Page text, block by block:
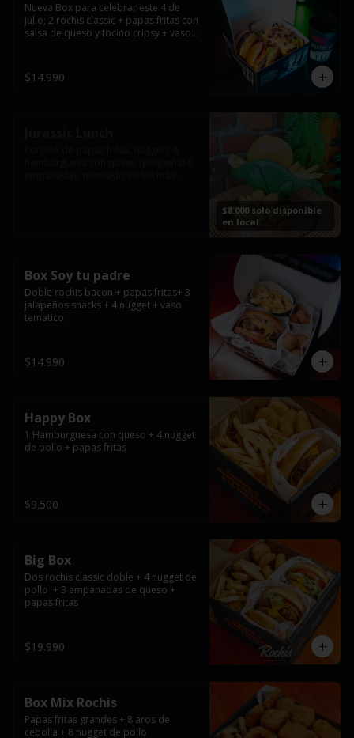
Nueva Box para celebrar este 4 de
julio; 2 rochis classic + papas fritas con
salsa de queso y tocino cripsy + vaso
$14.990
$8.000 solo disponible
en local
Box Soy tu padre
Doble rochis bacon + papas fritas+ 3
jalapeños snacks + 4 nugget + vaso
tematico.
$14.990
Happy Box
1 Hamburguesa con queso + 4 nugget
de pollo + papas fritas
$9.500
Big Box
Dos rochis classic doble + 4 nugget de
pollo  + 3 empanadas de queso +
papas fritas
$19.990
Box Mix Rochis
Papas fritas grandes + 8 aros de
cebolla + 8 nugget de pollo